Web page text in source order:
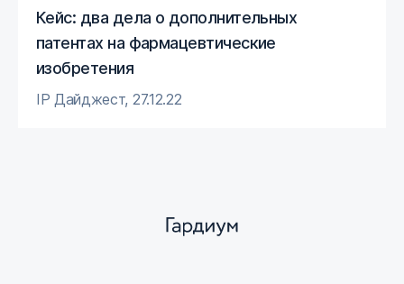
Кейс: два дела о дополнительных
патентах на фармацевтические
изобретения
IP Дайджест, 27.12.22